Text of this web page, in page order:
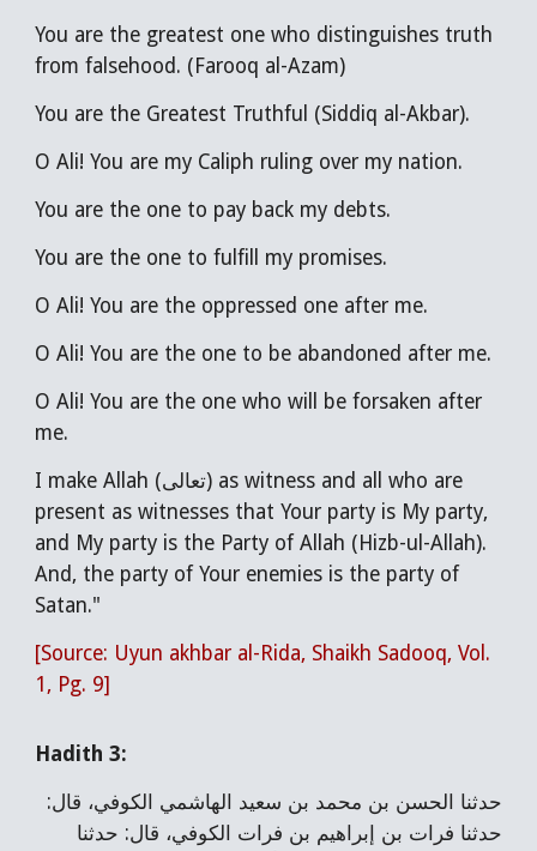
You are the greatest one who distinguishes truth
from falsehood. (Farooq al-Azam)
You are the Greatest Truthful (Siddiq al-Akbar).
O Ali! You are my Caliph ruling over my nation.
You are the one to pay back my debts.
You are the one to fulfill my promises.
O Ali! You are the oppressed one after me.
O Ali! You are the one to be abandoned after me.
O Ali! You are the one who will be forsaken after
me.
I make Allah (تعالى) as witness and all who are
present as witnesses that Your party is My party,
and My party is the Party of Allah (Hizb-ul-Allah).
And, the party of Your enemies is the party of
Satan."
[Source: Uyun akhbar al-Rida, Shaikh Sadooq, Vol.
1, Pg. 9]
Hadith 3:
حدثنا الحسن بن محمد بن سعيد الهاشمي الكوفي، قال:
حدثنا فرات بن إبراهيم بن فرات الكوفي، قال: حدثنا